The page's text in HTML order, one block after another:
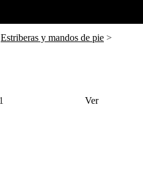
Estriberas y mandos de pie >
Ver